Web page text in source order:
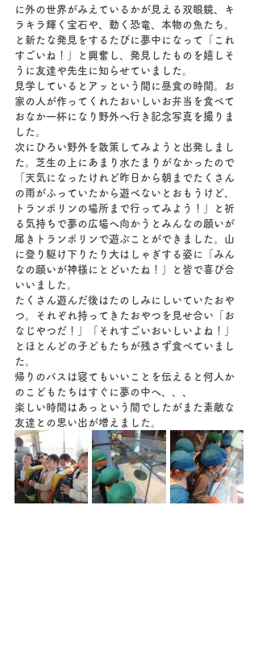
に外の世界がみえているかが見える双眼鏡、キ
ラキラ輝く宝石や、動く恐竜、本物の魚たち。
と新たな発見をするたびに夢中になって「これ
すごいね！」と興奮し、発見したものを嬉しそ
うに友達や先生に知らせていました。
見学しているとアッという間に昼食の時間。お
家の人が作ってくれたおいしいお弁当を食べて
おなか一杯になり野外へ行き記念写真を撮りま
した。
次にひろい野外を散策してみようと出発しまし
た。芝生の上にあまり水たまりがなかったので
「天気になったけれど昨日から朝までたくさん
の雨がふっていたから遊べないとおもうけど、
トランポリンの場所まで行ってみよう！」と祈
る気持ちで夢の広場へ向かうとみんなの願いが
届きトランポリンで遊ぶことができました。山
に登り駆け下りたり大はしゃぎする姿に「みん
なの願いが神様にとどいたね！」と皆で喜び合
いいました。
たくさん遊んだ後はたのしみにしいていたおや
つ。それぞれ持ってきたおやつを見せ合い「お
なじやつだ！」「それすごいおいしいよね！」
とほとんどの子どもたちが残さず食べていまし
た。
帰りのバスは寝てもいいことを伝えると何人か
のこどもたちはすぐに夢の中へ、、、
楽しい時間はあっという間でしたがまた素敵な
友達との思い出が増えました。